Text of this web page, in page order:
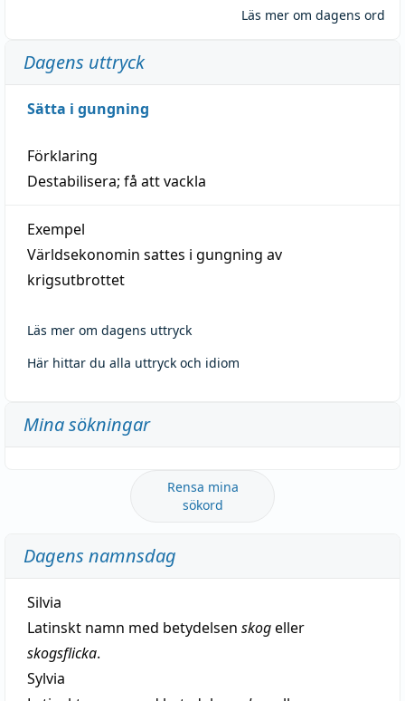
Läs mer om dagens ord
Dagens uttryck
Sätta i gungning
Förklaring
Destabilisera; få att vackla
Exempel
Världsekonomin sattes i gungning av
krigsutbrottet
Läs mer om dagens uttryck
Här hittar du alla uttryck och idiom
Mina sökningar
Rensa mina
sökord
Dagens namnsdag
Silvia
Latinskt namn med betydelsen skogeller
skogsflicka.
Sylvia